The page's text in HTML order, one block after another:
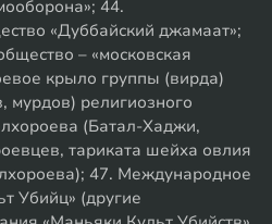
44.
«Дуббайский джамаат»;
– «московская
крыло группы (вирда)
мурдов) религиозного
(Батал-Хаджи,
тариката шейха овлия
47. Международное
Убийц» (другие